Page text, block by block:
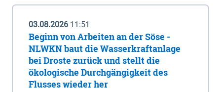
03.08.2026 11:51
Beginn von Arbeiten an der Söse -
NLWKN baut die Wasserkraftanlage
bei Droste zurück und stellt die
ökologische Durchgängigkeit des
Flusses wieder her